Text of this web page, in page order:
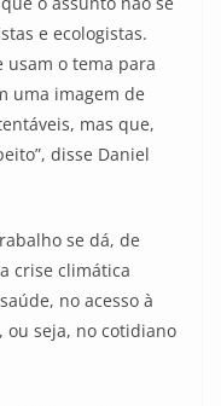
e ecologistas.
usam o tema para
uma imagem de
mas que,
disse Daniel
se dá, de
crise climática
no acesso à
ou seja, no cotidiano